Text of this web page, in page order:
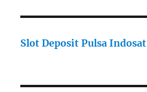
Slot Deposit Pulsa Indosat